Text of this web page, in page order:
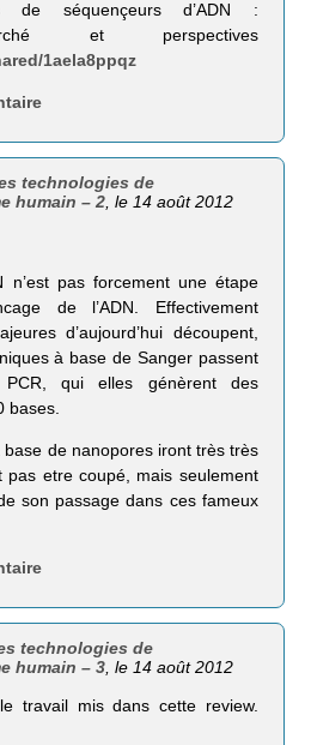
de séquençeurs d’ADN :
et perspectives
1aela8ppqz
technologies de
humain – 2 , le 14 août 2012
n’est pas forcement une étape
de l’ADN. Effectivement
d’aujourd’hui découpent,
à base de Sanger passent
PCR, qui elles génèrent des
bases.
de nanopores iront très très
pas etre coupé, mais seulement
son passage dans ces fameux
technologies de
humain – 3 , le 14 août 2012
travail mis dans cette review.